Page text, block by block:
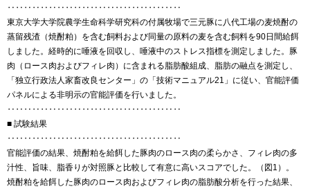
‥‥‥‥‥‥‥‥‥‥‥‥‥‥‥‥‥‥‥‥‥
東京大学大学院農学生命科学研究科の付属牧場で三元豚に八代工場の麦焼酎の
蒸留残渣（焼酎粕）を含む飼料および同量の原料の麦を含む飼料を90日間給餌
しました。経時的に唾液を回収し、唾液中のストレス指標を測定しました。豚
肉（ロース肉およびフィレ肉）に含まれる脂肪酸組成、脂肪の融点を測定し、
「独立行政法人家畜改良センター」の「技術マニュアル21」に従い、官能評価
パネルによる非明示の官能評価を行いました。
‥‥‥‥‥‥‥‥‥‥‥‥‥‥‥‥‥‥‥‥‥
■ 試験結果
‥‥‥‥‥‥‥‥‥‥‥‥‥‥‥‥‥‥‥‥‥
官能評価の結果、焼酎粕を給餌した豚肉のロース肉の柔らかさ、フィレ肉の多
汁性、旨味、脂香りが対照豚と比較して有意に高いスコアでした。（図1）。
焼酎粕を給餌した豚肉のロース肉およびフィレ肉の脂肪酸分析を行った結果、